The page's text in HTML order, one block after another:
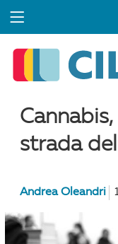
strada
Andrea Oleandri